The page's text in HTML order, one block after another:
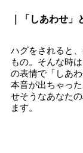
｜「しあわせ」
ハグをされると
もの。そんな時
の表情で「しあ
本音が出ちゃっ
せそうなあなた
ます。